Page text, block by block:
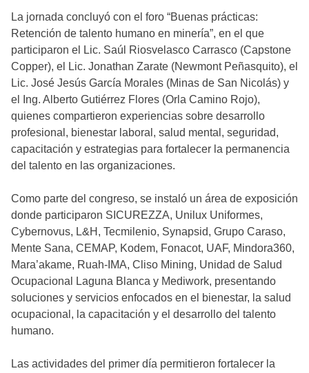
La jornada concluyó con el foro “Buenas prácticas:
Retención de talento humano en minería”, en el que
participaron el Lic. Saúl Riosvelasco Carrasco (Capstone
Copper), el Lic. Jonathan Zarate (Newmont Peñasquito), el
Lic. José Jesús García Morales (Minas de San Nicolás) y
el Ing. Alberto Gutiérrez Flores (Orla Camino Rojo),
quienes compartieron experiencias sobre desarrollo
profesional, bienestar laboral, salud mental, seguridad,
capacitación y estrategias para fortalecer la permanencia
del talento en las organizaciones.
Como parte del congreso, se instaló un área de exposición
donde participaron SICUREZZA, Unilux Uniformes,
Cybernovus, L&H, Tecmilenio, Synapsid, Grupo Caraso,
Mente Sana, CEMAP, Kodem, Fonacot, UAF, Mindora360,
Mara’akame, Ruah-IMA, Cliso Mining, Unidad de Salud
Ocupacional Laguna Blanca y Mediwork, presentando
soluciones y servicios enfocados en el bienestar, la salud
ocupacional, la capacitación y el desarrollo del talento
humano.
Las actividades del primer día permitieron fortalecer la